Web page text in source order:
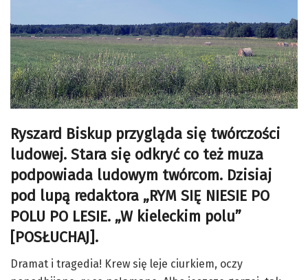
Ryszard Biskup przygląda się twórczości
ludowej. Stara się odkryć co też muza
podpowiada ludowym twórcom. Dzisiaj
pod lupą redaktora „RYM SIĘ NIESIE PO
POLU PO LESIE. „W kieleckim polu”
[POSŁUCHAJ].
Dramat i tragedia! Krew się leje ciurkiem, oczy